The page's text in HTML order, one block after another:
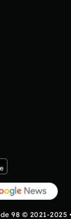
98 © 2021-